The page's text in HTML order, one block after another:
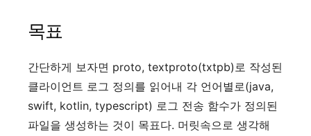
목표
간단하게 보자면 proto, textproto(txtpb)로 작성된
클라이언트 로그 정의를 읽어내 각 언어별로(java,
swift, kotlin, typescript) 로그 전송 함수가 정의된
파일을 생성하는 것이 목표다. 머릿속으로 생각해